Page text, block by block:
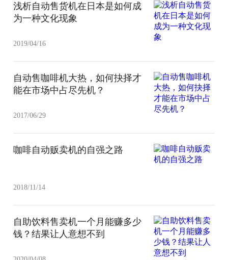
浅析自动售货机在日本是如何成
为一种文化现象
2019/04/16
自动售咖啡机大热，如何抉择才
能在市场中占尽先机？
2017/06/29
咖啡自动贩卖机的自强之路
2018/11/14
自助饮料售卖机一个月能赚多少
钱？结果让人意想不到